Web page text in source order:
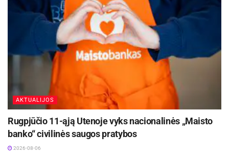
AKTUALIJOS
Rugpjūčio 11-ąją Utenoje vyks nacionalinės „Maisto
banko“ civilinės saugos pratybos
2026-08-06